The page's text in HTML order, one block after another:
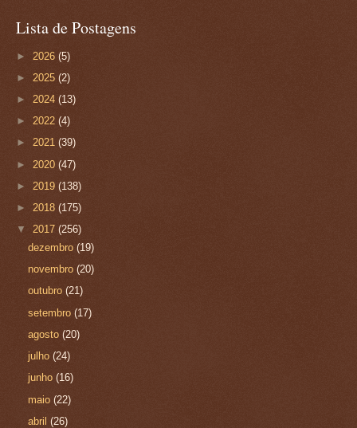
Lista de Postagens
► 2026 (5)
► 2025 (2)
► 2024 (13)
► 2022 (4)
► 2021 (39)
► 2020 (47)
► 2019 (138)
► 2018 (175)
▼ 2017 (256)
dezembro(19)
novembro(20)
outubro(21)
setembro(17)
agosto(20)
julho(24)
junho(16)
maio(22)
abril(26)